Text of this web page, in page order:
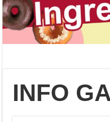
INFO